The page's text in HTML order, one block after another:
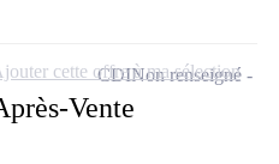
Vente
CDINon renseigné
cette offre à ma sélection